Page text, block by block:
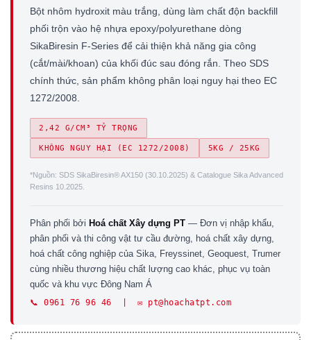
Bột nhôm hydroxit màu trắng, dùng làm chất độn backfill
phối trộn vào hệ nhựa epoxy/polyurethane dòng
SikaBiresin F-Series để cải thiện khả năng gia công
(cắt/mài/khoan) của khối đúc sau đóng rắn. Theo SDS
chính thức, sản phẩm không phân loại nguy hại theo EC
1272/2008.
2,42 G/CM³ TỶ TRỌNG
KHÔNG NGUY HẠI (EC 1272/2008) 5KG / 25KG
*Nguồn: SDS SikaBiresin® AX150 (30.10.2025) & Catalogue Sika Advanced
Resins 10.2025.
Phân phối bởi Hoá chất Xây dựng PT — Đơn vị nhập khẩu,
phân phối và thi công vật tư cầu đường, hoá chất xây dựng,
hoá chất công nghiệp của Sika, Freyssinet, Geoquest, Trumer
cùng nhiều thương hiệu chất lượng cao khác, phục vụ toàn
quốc và khu vực Đông Nam Á
📞 0961 76 96 46 | ✉️ pt@hoachatpt.com